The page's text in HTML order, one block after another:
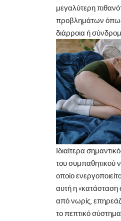
μεγαλύτερη
προβλημάτων όπως
διάρροια ή
Ιδιαίτερα
του συμπαθητικού
οποίο
αυτή η «κατάσταση
από νωρίς,
το πεπτικό